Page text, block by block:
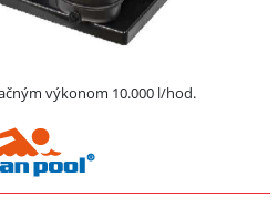
výkonom 10.000 l/hod.